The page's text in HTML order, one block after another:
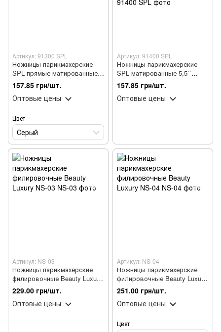
Артикул: 91300 SPL
Ножницы парикмахерские
SPL прямые матированные
6,0'' 91300 SPL
157.85 грн/шт.
Оптовые цены
Цвет
Серый
Артикул: 91400 SPL
Ножницы парикмахерские
SPL матированные 5,5``
регулировочный винт
прямые 16 см 91400 SPL
157.85 грн/шт.
Оптовые цены
Артикул: NS-03
Ножницы парикмахерские
филировочные Beauty Luxury
NS-03
229.00 грн/шт.
Оптовые цены
Артикул: NS-04
Ножницы парикмахерские
филировочные Beauty Luxury
NS-04
251.00 грн/шт.
Оптовые цены
Цвет